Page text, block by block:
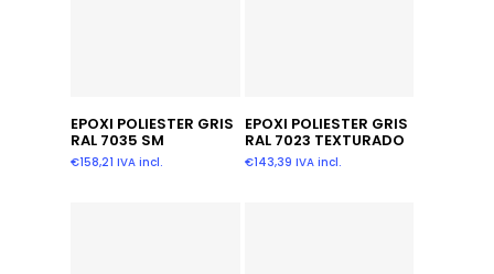
Añadir Al Carrito
EPOXI POLIESTER GRIS
RAL 7035 SM
€158,21 IVA incl.
Leer Más
EPOXI POLIESTER GRIS
RAL 7023 TEXTURADO
€143,39 IVA incl.